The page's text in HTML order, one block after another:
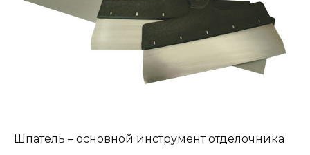
Шпатель – основной инструмент отделочника